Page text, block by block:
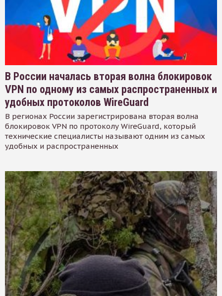
В России началась вторая волна блокировок
VPN по одному из самых распространенных и
удобных протоколов WireGuard
В регионах России зарегистрирована вторая волна
блокировок VPN по протоколу WireGuard, который
технические специалисты называют одним из самых
удобных и распространенных